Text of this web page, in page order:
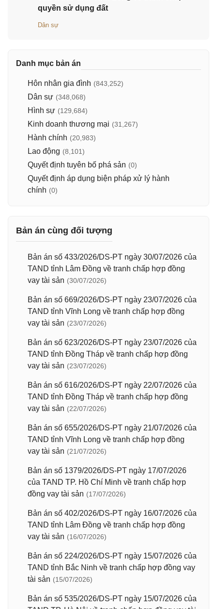
quyền sử dụng đất
Dân sự
Danh mục bản án
Hôn nhân gia đình (843,252)
Dân sự (348,068)
Hình sự (129,684)
Kinh doanh thương mại (31,267)
Hành chính (20,983)
Lao động (8,101)
Quyết định tuyên bố phá sản (0)
Quyết định áp dụng biện pháp xử lý hành
chính (0)
Bản án cùng đối tượng
Bản án số 433/2026/DS-PT ngày 30/07/2026 của
TAND tỉnh Lâm Đồng về tranh chấp hợp đồng
vay tài sản (30/07/2026)
Bản án số 669/2026/DS-PT ngày 23/07/2026 của
TAND tỉnh Vĩnh Long về tranh chấp hợp đồng
vay tài sản (23/07/2026)
Bản án số 623/2026/DS-PT ngày 23/07/2026 của
TAND tỉnh Đồng Tháp về tranh chấp hợp đồng
vay tài sản (23/07/2026)
Bản án số 616/2026/DS-PT ngày 22/07/2026 của
TAND tỉnh Đồng Tháp về tranh chấp hợp đồng
vay tài sản (22/07/2026)
Bản án số 655/2026/DS-PT ngày 21/07/2026 của
TAND tỉnh Vĩnh Long về tranh chấp hợp đồng
vay tài sản (21/07/2026)
Bản án số 1379/2026/DS-PT ngày 17/07/2026
của TAND TP. Hồ Chí Minh về tranh chấp hợp
đồng vay tài sản (17/07/2026)
Bản án số 402/2026/DS-PT ngày 16/07/2026 của
TAND tỉnh Lâm Đồng về tranh chấp hợp đồng
vay tài sản (16/07/2026)
Bản án số 224/2026/DS-PT ngày 15/07/2026 của
TAND tỉnh Bắc Ninh về tranh chấp hợp đồng vay
tài sản (15/07/2026)
Bản án số 535/2026/DS-PT ngày 15/07/2026 của